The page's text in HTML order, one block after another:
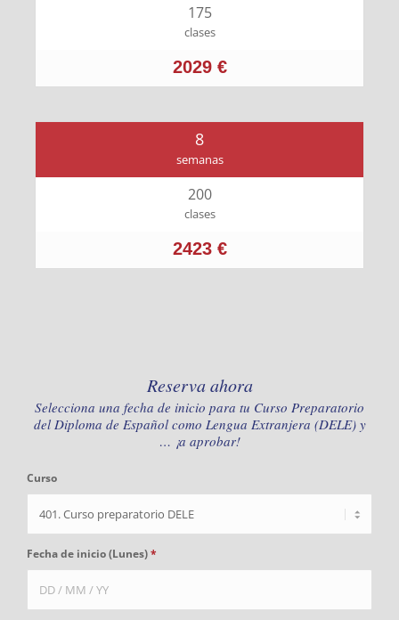
175
clases
2029 €
8
semanas
200
clases
2423 €
Reserva ahora
Selecciona una fecha de inicio para tu Curso Preparatorio
del Diploma de Español como Lengua Extranjera (DELE) y
… ¡a aprobar!
Curso
Fecha de inicio (Lunes)*